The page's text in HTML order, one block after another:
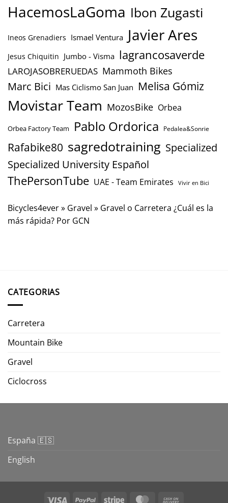
HacemosLaGoma Ibon Zugasti
Ineos Grenadiers Ismael Ventura Javier Ares
Jesus Chiquitin Jumbo - Visma lagrancosaverde
LAROJASOBRERUEDAS Mammoth Bikes
Marc Bici Mas Ciclismo San Juan Melisa Gómiz
Movistar Team MozosBike Orbea
Orbea Factory Team Pablo Ordorica Pedalea&Sonrie
Rafabike80 sagredotraining Specialized
Specialized University Español
ThePersonTube UAE - Team Emirates Vivir en Bici
Bicycles4ever» Gravel » Gravel o Carretera ¿Cuál es la
más rápida? Por GCN
CATEGORIAS
Carretera
Mountain Bike
Gravel
Ciclocross
España 🇪🇸
English
Visa PayPal Stripe MasterCard